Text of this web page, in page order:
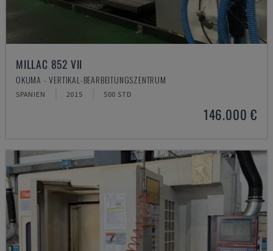
MILLAC 852 VII
OKUMA - VERTIKAL-BEARBEITUNGSZENTRUM
SPANIEN 2015 500 STD
146.000 €